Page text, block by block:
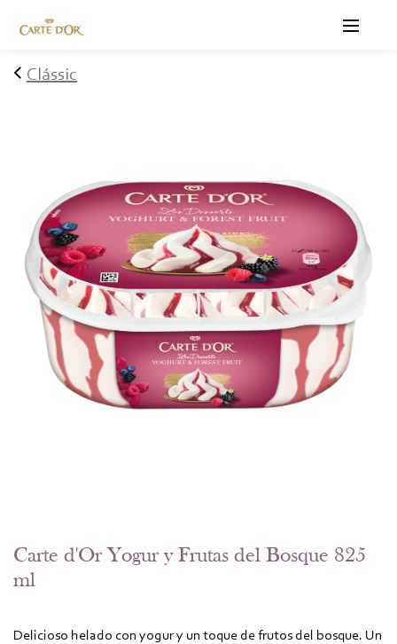
Menu
Clássic
Carte d'Or Yogur y Frutas del Bosque 825
ml
Delicioso helado con yogur y un toque de frutos del bosque. Un